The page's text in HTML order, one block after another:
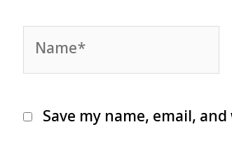
Name*
Save my name, email,